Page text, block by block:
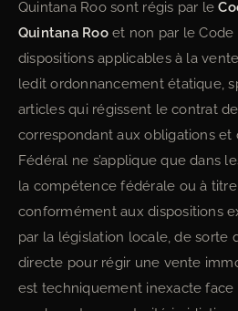
Quintana Roo sont régis par le
Quintana Rooet non par le Code
dispositions applicables à la
ledit ordonnancement étatique,
articles qui régissent le contrat
correspondant aux obligations et
Fédéral ne s’applique que dans
la compétence fédérale ou à
conformément aux dispositions
par la législation locale, de sorte
directe pour régir une vente
est techniquement inexacte